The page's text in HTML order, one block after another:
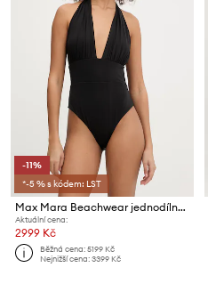
-11%
*-5 % s kódem: LST
Max Mara Beachwear jednodílné plavky dámské CALLE
Aktuální cena:
2999 Kč
Běžná cena:5199 Kč
Nejnižší cena:3399 Kč